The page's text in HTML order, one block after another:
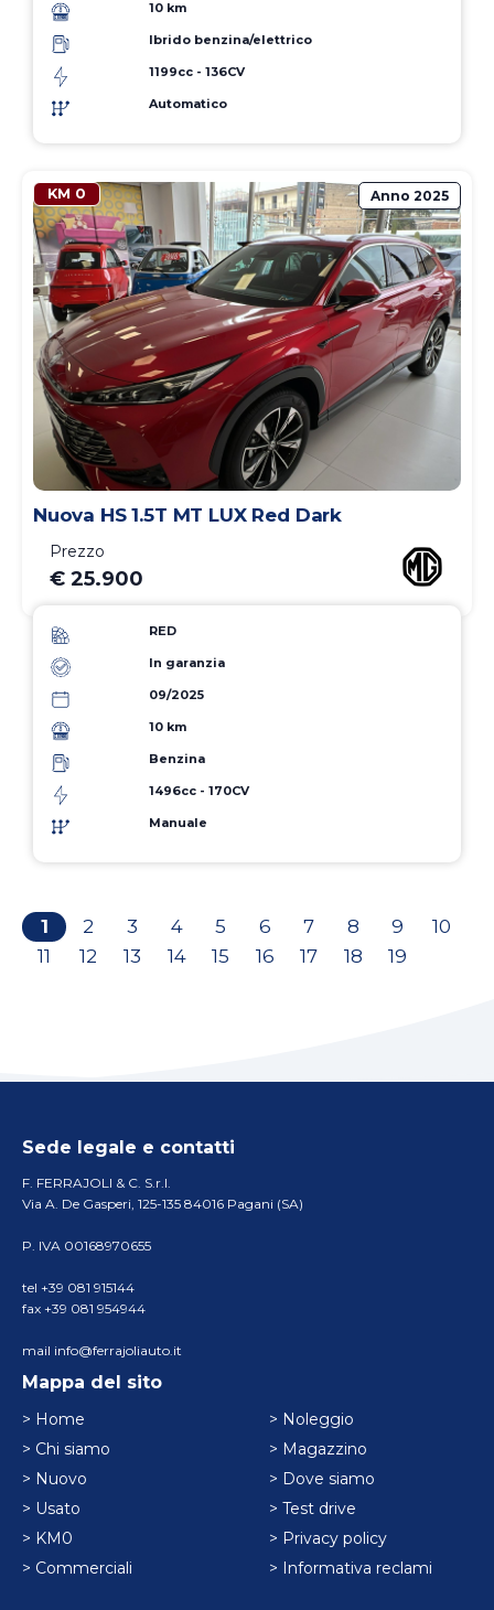
10 km
Ibrido benzina/elettrico
1199cc - 136CV
Automatico
KM 0 Anno 2025
Nuova HS 1.5T MT LUX Red Dark
Prezzo
€ 25.900
RED
In garanzia
09/2025
10 km
Benzina
1496cc - 170CV
Manuale
1 2 3 4 5 6 7 8 9
10
11
12 13 14 15 16 17 18 19
Sede legale e contatti
F. FERRAJOLI & C. S.r.l.
Via A. De Gasperi, 125-135 84016 Pagani (SA)
P. IVA 00168970655
tel +39 081 915144
fax +39 081 954944
mail info@ferrajoliauto.it
Mappa del sito
> Home
> Chi siamo
> Nuovo
> Usato
> KM0
> Commerciali
> Noleggio
> Magazzino
> Dove siamo
> Test drive
> Privacy policy
> Informativa reclami